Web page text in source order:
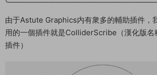
由于Astute Graphics内有衆多的輔助插件，
用的一個插件就是ColliderScribe（漢化版名
插件）